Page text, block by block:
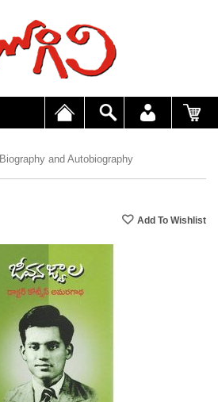
Biography and Autobiography